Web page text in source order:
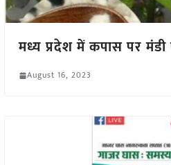
मध्य प्रदेश में कपास पर
August 16, 2023